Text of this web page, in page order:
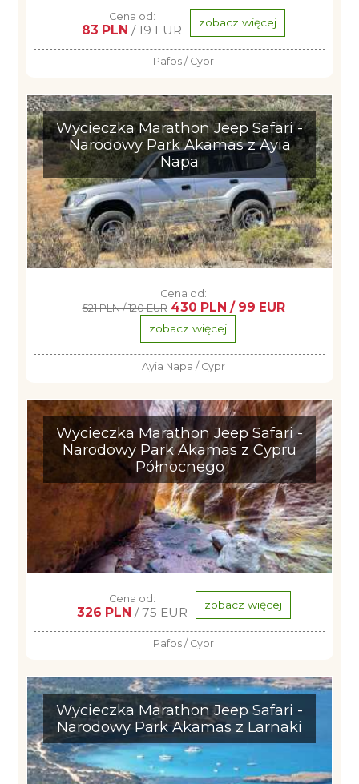
Cena od:
83 PLN / 19 EUR zobacz więcej
Pafos / Cypr
Wycieczka Marathon Jeep Safari -
Narodowy Park Akamas z Ayia
Napa
Cena od:
521 PLN / 120 EUR 430 PLN / 99 EUR
zobacz więcej
Ayia Napa / Cypr
Wycieczka Marathon Jeep Safari -
Narodowy Park Akamas z Cypru
Północnego
Cena od:
326 PLN / 75 EUR zobacz więcej
Pafos / Cypr
Wycieczka Marathon Jeep Safari -
Narodowy Park Akamas z Larnaki